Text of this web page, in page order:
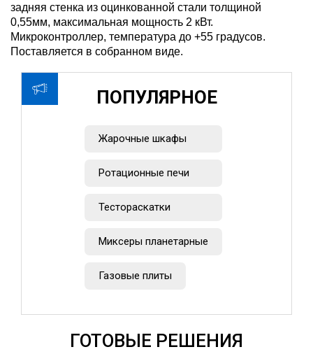
задняя стенка из оцинкованной стали толщиной
0,55мм, максимальная мощность 2 кВт.
Микроконтроллер, температура до +55 градусов.
Поставляется в собранном виде.
ПОПУЛЯРНОЕ
Жарочные шкафы
Ротационные печи
Тестораскатки
Миксеры планетарные
Газовые плиты
ГОТОВЫЕ РЕШЕНИЯ